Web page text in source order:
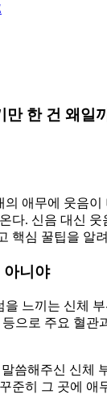
만 한 건 왜일
의 애무에 웃음
다. 신음 대신
핵심 꿀팁을 알
아니야
을 느끼는 신체
으로 주요 혈관
씀해주신 신체
준히 그 곳에 애